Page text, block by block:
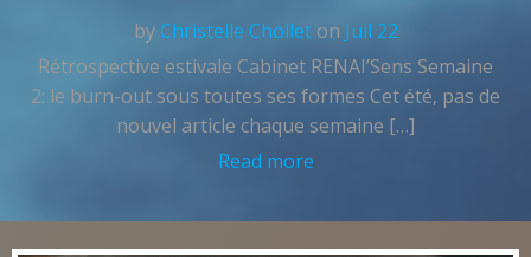
by Christelle Chollet on Juil 22
Rétrospective estivale Cabinet RENAI’Sens Semaine
2: le burn-out sous toutes ses formes Cet été, pas de
nouvel article chaque semaine […]
Read more